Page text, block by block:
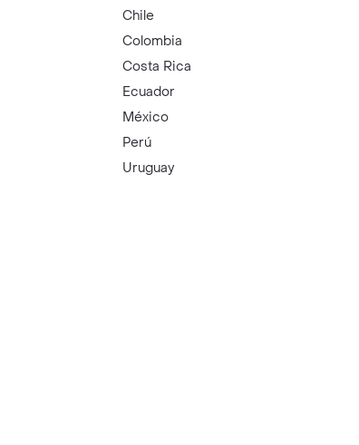
Chile
Colombia
Costa Rica
Ecuador
México
Perú
Uruguay